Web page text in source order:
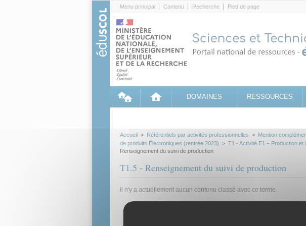
Menu principal Contenu Recherche Pied de page
DOMAINES RESSOURCES
Accueil > Référentiels par activités professionnelles > Mention
de produits Électroniques (rentrée 2023) > T1 - Activité E1 – Production
Renseignement du suivi de production
T1.5 - Renseignement du suivi de production
Il n'y a actuellement aucun contenu classé avec ce terme.